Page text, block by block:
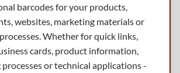
barcodes for your products,
websites, marketing materials or
Whether for quick links,
cards, product information,
or technical applications -